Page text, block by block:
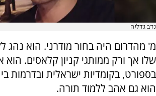
נדב גדליה
מ' מהדרום היה בחור מודרני. הוא נהג
שלו אך ורק ממותגי קניון קלאסים.
בספורט, בקומדיות ישראלית ובדרמות
הוא גם אהב ללמוד תורה.